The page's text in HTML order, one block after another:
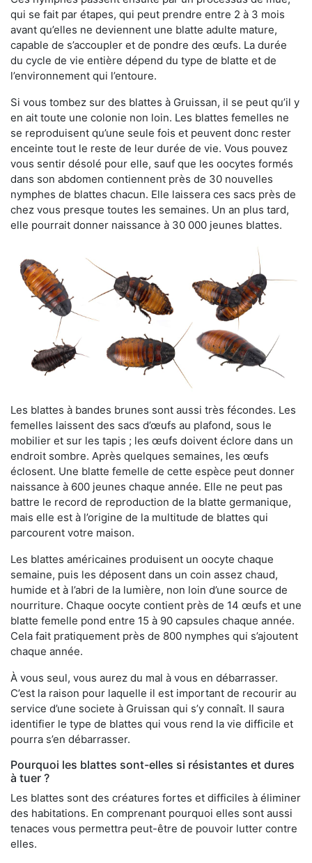
qui se fait par étapes, qui peut prendre entre 2 à 3 mois
avant qu’elles ne deviennent une blatte adulte mature,
capable de s’accoupler et de pondre des œufs. La durée
du cycle de vie entière dépend du type de blatte et de
l’environnement qui l’entoure.
Si vous tombez sur des blattes à Gruissan, il se peut qu’il y
en ait toute une colonie non loin. Les blattes femelles ne
se reproduisent qu’une seule fois et peuvent donc rester
enceinte tout le reste de leur durée de vie. Vous pouvez
vous sentir désolé pour elle, sauf que les oocytes formés
dans son abdomen contiennent près de 30 nouvelles
nymphes de blattes chacun. Elle laissera ces sacs près de
chez vous presque toutes les semaines. Un an plus tard,
elle pourrait donner naissance à 30 000 jeunes blattes.
Les blattes à bandes brunes sont aussi très fécondes. Les
femelles laissent des sacs d’œufs au plafond, sous le
mobilier et sur les tapis ; les œufs doivent éclore dans un
endroit sombre. Après quelques semaines, les œufs
éclosent. Une blatte femelle de cette espèce peut donner
naissance à 600 jeunes chaque année. Elle ne peut pas
battre le record de reproduction de la blatte germanique,
mais elle est à l’origine de la multitude de blattes qui
parcourent votre maison.
Les blattes américaines produisent un oocyte chaque
semaine, puis les déposent dans un coin assez chaud,
humide et à l’abri de la lumière, non loin d’une source de
nourriture. Chaque oocyte contient près de 14 œufs et une
blatte femelle pond entre 15 à 90 capsules chaque année.
Cela fait pratiquement près de 800 nymphes qui s’ajoutent
chaque année.
À vous seul, vous aurez du mal à vous en débarrasser.
C’est la raison pour laquelle il est important de recourir au
service d’une societe à Gruissan qui s’y connaît. Il saura
identifier le type de blattes qui vous rend la vie difficile et
pourra s’en débarrasser.
Pourquoi les blattes sont-elles si résistantes et dures
à tuer ?
Les blattes sont des créatures fortes et difficiles à éliminer
des habitations. En comprenant pourquoi elles sont aussi
tenaces vous permettra peut-être de pouvoir lutter contre
elles.